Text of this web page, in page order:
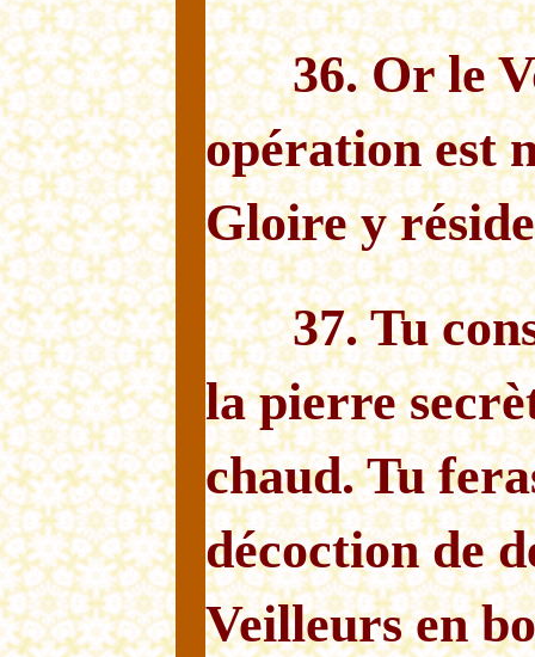
36. Or le
opération est
Gloire y
37. Tu
la pierre
chaud. Tu
décoction de
Veilleurs en